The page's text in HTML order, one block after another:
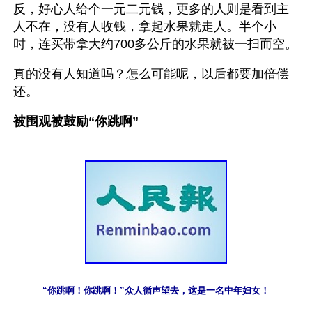
反，好心人给个一元二元钱，更多的人则是看到主
人不在，没有人收钱，拿起水果就走人。半个小
真的没有人知道吗？怎么可能呢，以后都要加倍偿
还。
被围观被鼓励“你跳啊”
“你跳啊！你跳啊！”众人循声望去，这是一名中年妇女！